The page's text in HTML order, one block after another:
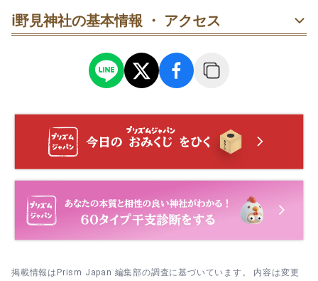
ネノミコト)」の2柱をご祭神としてお祀りしており、
高槻の鎮守様として親しまれています。
4月には生後6ヶ月～2歳の子どもを対象に「泣き相撲」
という神事も開催されます。
これは神様の前で大きな声で鳴くことで一層のご加護
ℹ️野見神社の基本情報 ・ アクセス
掲載情報はPrism Japan 編集部の調査に基づいています。 内容は変更